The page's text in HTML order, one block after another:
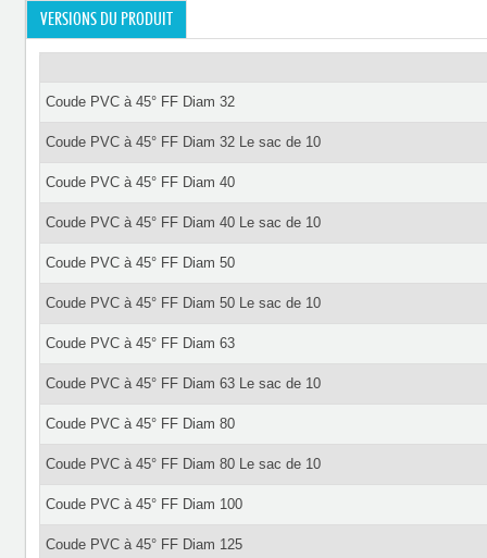
VERSIONS DU PRODUIT
Coude PVC à 45° FF Diam 32
Coude PVC à 45° FF Diam 32 Le sac de 10
Coude PVC à 45° FF Diam 40
Coude PVC à 45° FF Diam 40 Le sac de 10
Coude PVC à 45° FF Diam 50
Coude PVC à 45° FF Diam 50 Le sac de 10
Coude PVC à 45° FF Diam 63
Coude PVC à 45° FF Diam 63 Le sac de 10
Coude PVC à 45° FF Diam 80
Coude PVC à 45° FF Diam 80 Le sac de 10
Coude PVC à 45° FF Diam 100
Coude PVC à 45° FF Diam 125